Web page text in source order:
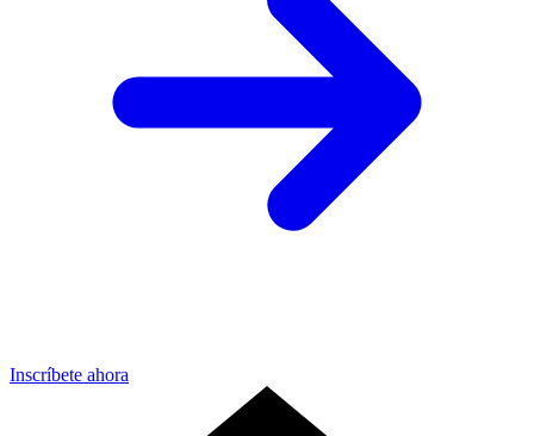
Inscríbete ahora